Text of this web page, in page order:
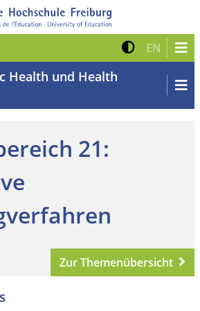
Kontrast
EN Zur
Health und Health
21:
Zur Themenübersicht